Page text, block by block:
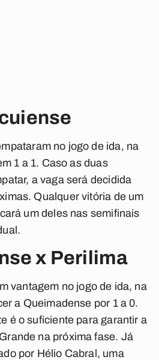
no jogo de ida, na
1 a 1. Caso as duas
a vaga será decidida
Qualquer vitória de um
um deles nas semifinais
x Perilima
vantagem no jogo de ida, na
a Queimadense por 1 a 0.
é o suficiente para garantir a
na próxima fase. Já
por Hélio Cabral, uma